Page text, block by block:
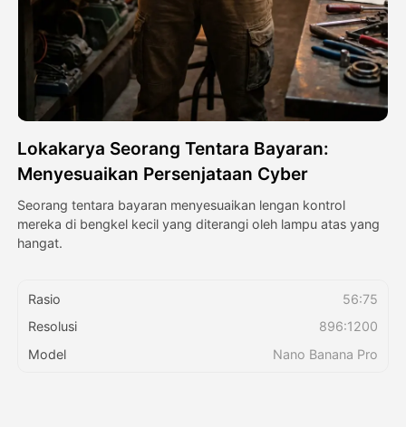
Alat lainnya ▼
Lihat Semua Template
Galeri
Blog
Harga
Lokakarya Seorang Tentara Bayaran:
Menyesuaikan Persenjataan Cyber
Seorang tentara bayaran menyesuaikan lengan kontrol
mereka di bengkel kecil yang diterangi oleh lampu atas yang
hangat.
Rasio
56:75
Resolusi
896:1200
Model
Nano Banana Pro